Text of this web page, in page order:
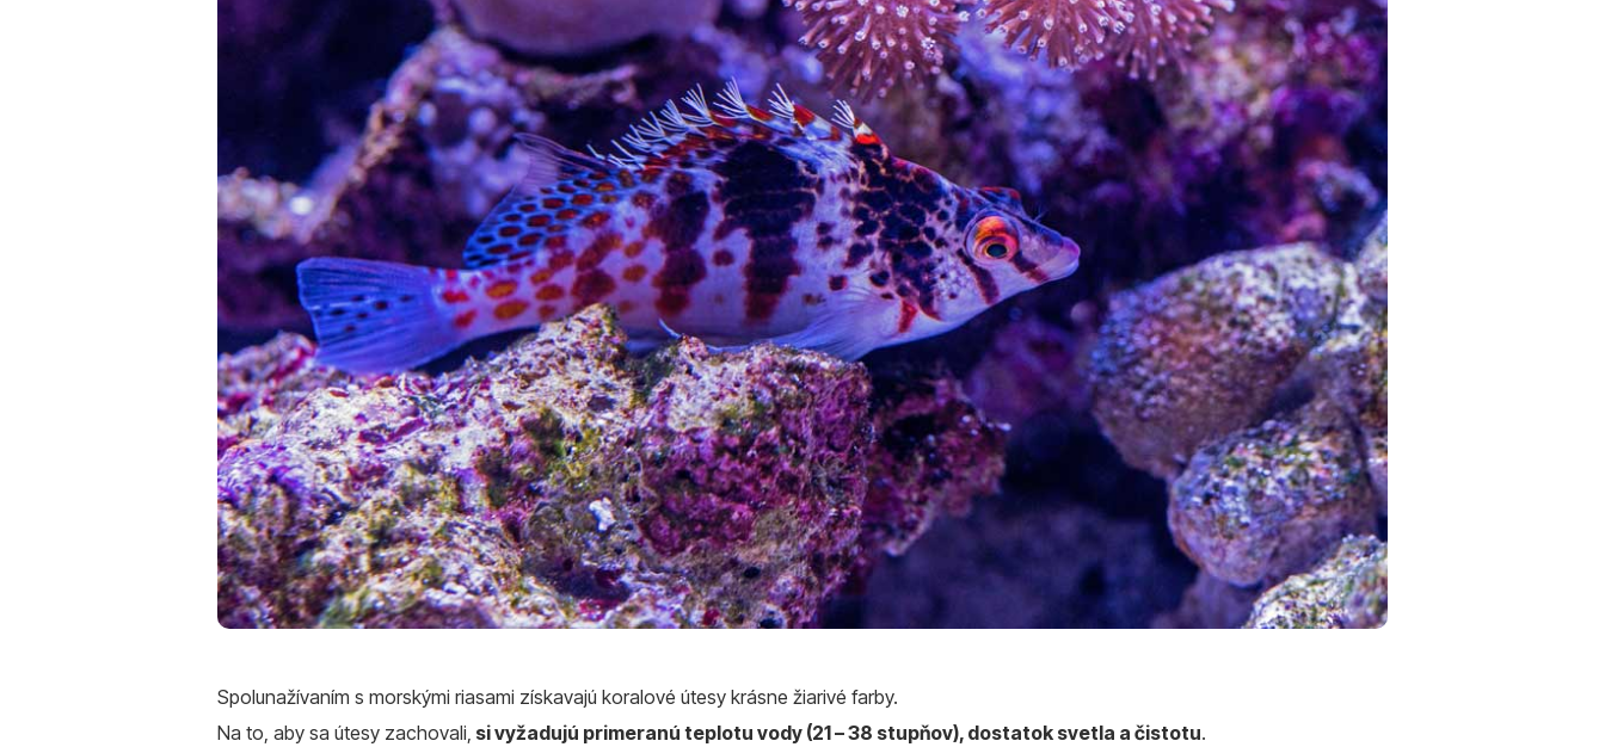
Spolunažívaním s morskými riasami získavajú koralové útesy krásne žiarivé farby.
Na to, aby sa útesy zachovali, si vyžadujú primeranú teplotu vody (21 – 38 stupňov), dostatok svetla a čistotu.